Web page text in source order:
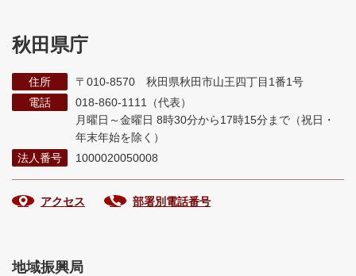
秋田県庁
住所
〒010-8570 秋田県秋田市山王四丁目1番1号
電話
018-860-1111（代表）
月曜日～金曜日 8時30分から17時15分まで （祝日・
年末年始を除く）
法人番号
1000020050008
アクセス 部署別電話番号
地域振興局